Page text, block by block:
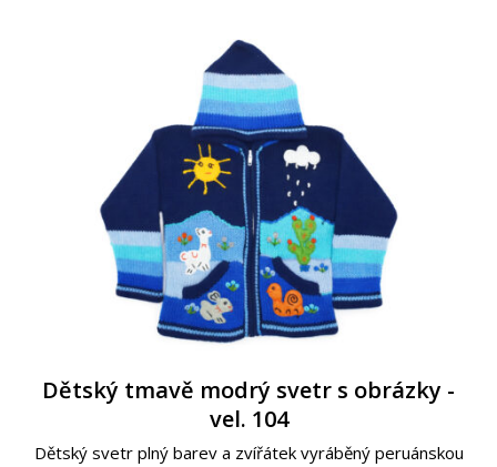
Dětský tmavě modrý svetr s obrázky -
vel. 104
Dětský svetr plný barev a zvířátek vyráběný peruánskou